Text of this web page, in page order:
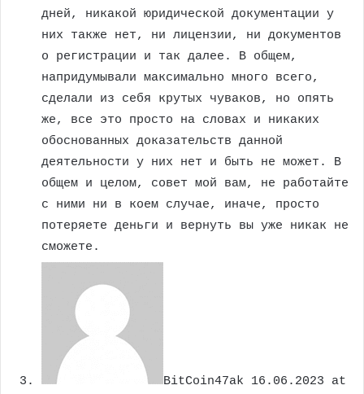
дней, никакой юридической документации у
них также нет, ни лицензии, ни документов
о регистрации и так далее. В общем,
напридумывали максимально много всего,
сделали из себя крутых чуваков, но опять
же, все это просто на словах и никаких
обоснованных доказательств данной
деятельности у них нет и быть не может. В
общем и целом, совет мой вам, не работайте
с ними ни в коем случае, иначе, просто
потеряете деньги и вернуть вы уже никак не
сможете.
BitCoin47ak 16.06.2023 at